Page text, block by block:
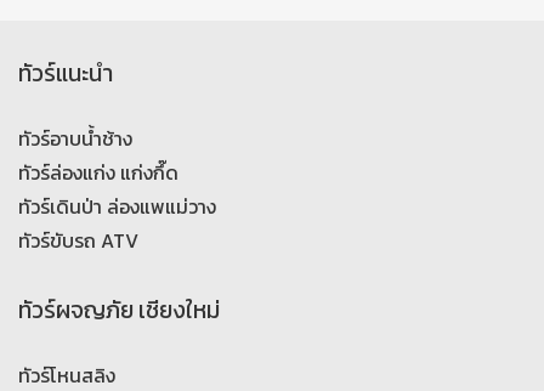
ทัวร์แนะนำ
ทัวร์อาบน้ำช้าง
ทัวร์ล่องแก่ง แก่งกึ๊ด
ทัวร์เดินป่า ล่องแพแม่วาง
ทัวร์ขับรถ ATV
ทัวร์ผจญภัย เชียงใหม่
ทัวร์โหนสลิง